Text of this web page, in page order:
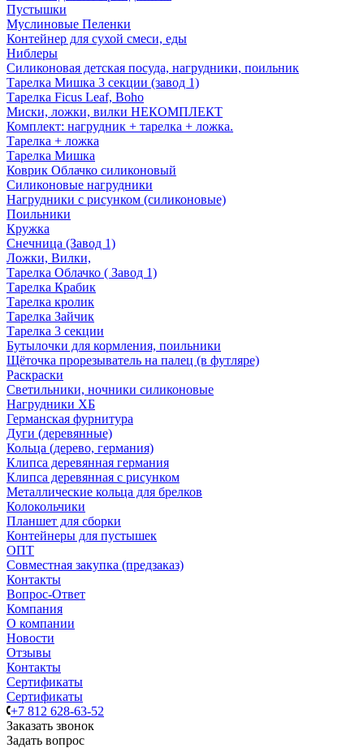
Пустышки
Муслиновые Пеленки
Контейнер для сухой смеси, еды
Ниблеры
Силиконовая детская посуда, нагрудники, поильник
Тарелка Мишка 3 секции (завод 1)
Тарелка Ficus Leaf, Boho
Миски, ложки, вилки НЕКОМПЛЕКТ
Комплект: нагрудник + тарелка + ложка.
Тарелка + ложка
Тарелка Мишка
Коврик Облачко силиконовый
Силиконовые нагрудники
Нагрудники с рисунком (силиконовые)
Поильники
Кружка
Снечница (Завод 1)
Ложки, Вилки,
Тарелка Облачко ( Завод 1)
Тарелка Крабик
Тарелка кролик
Тарелка Зайчик
Тарелка 3 секции
Бутылочки для кормления, поильники
Щёточка прорезыватель на палец (в футляре)
Раскраски
Светильники, ночники силиконовые
Нагрудники ХБ
Германская фурнитура
Дуги (деревянные)
Кольца (дерево, германия)
Клипса деревянная германия
Клипса деревянная с рисунком
Металлические кольца для брелков
Колокольчики
Планшет для сборки
Контейнеры для пустышек
ОПТ
Совместная закупка (предзаказ)
Контакты
Вопрос-Ответ
Компания
О компании
Новости
Отзывы
Контакты
Сертификаты
Сертификаты
+7 812 628-63-52
Заказать звонок
Задать вопрос